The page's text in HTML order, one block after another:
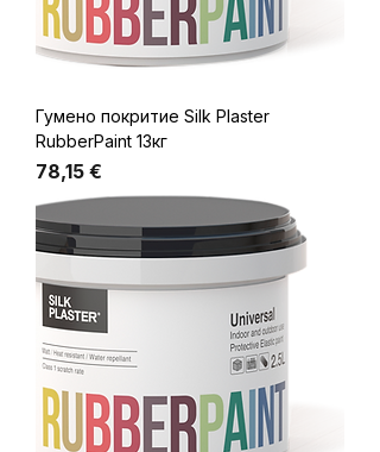
Гумено покритие Silk Plaster
RubberPaint 13кг
Цена
78,15 €